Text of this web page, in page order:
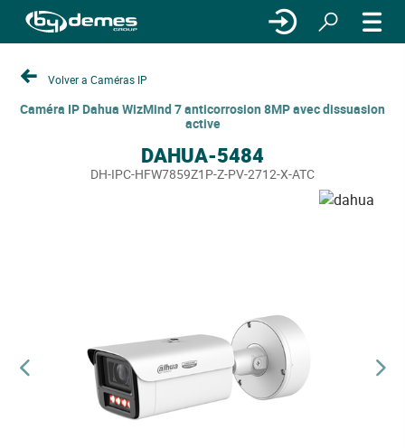
Volver a Caméras IP
Caméra IP Dahua WizMind 7 anticorrosion 8MP avec dissuasion
active
DAHUA-5484
DH-IPC-HFW7859Z1P-Z-PV-2712-X-ATC